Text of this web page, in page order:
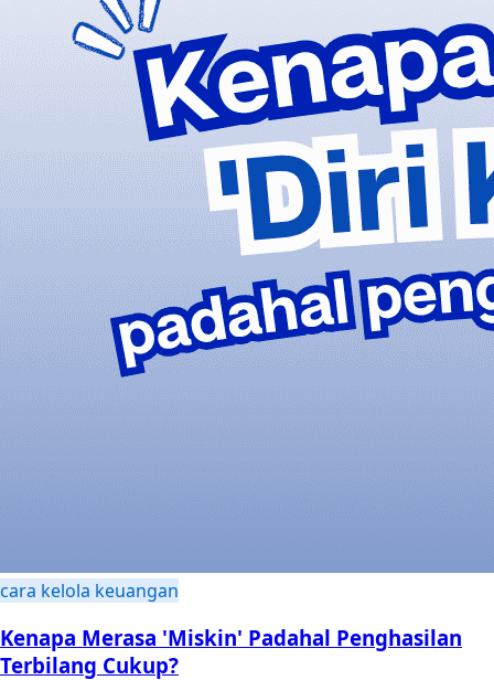
cara kelola keuangan
Kenapa Merasa 'Miskin' Padahal Penghasilan
Terbilang Cukup?